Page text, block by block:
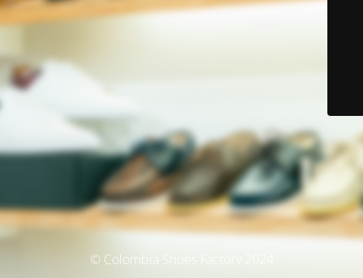
© Colombia Shoes Factory 2024